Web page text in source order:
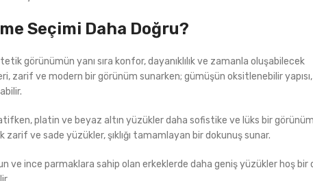
Seçimi Daha Doğru?
görünümün yanı sıra konfor, dayanıklılık ve zamanla oluşabilecek
zarif ve modern bir görünüm sunarken; gümüşün oksitlenebilir
platin ve beyaz altın yüzükler daha sofistike ve lüks bir
ve sade yüzükler, şıklığı tamamlayan bir dokunuş sunar.
ve ince parmaklara sahip olan erkeklerde daha geniş yüzükler hoş bir